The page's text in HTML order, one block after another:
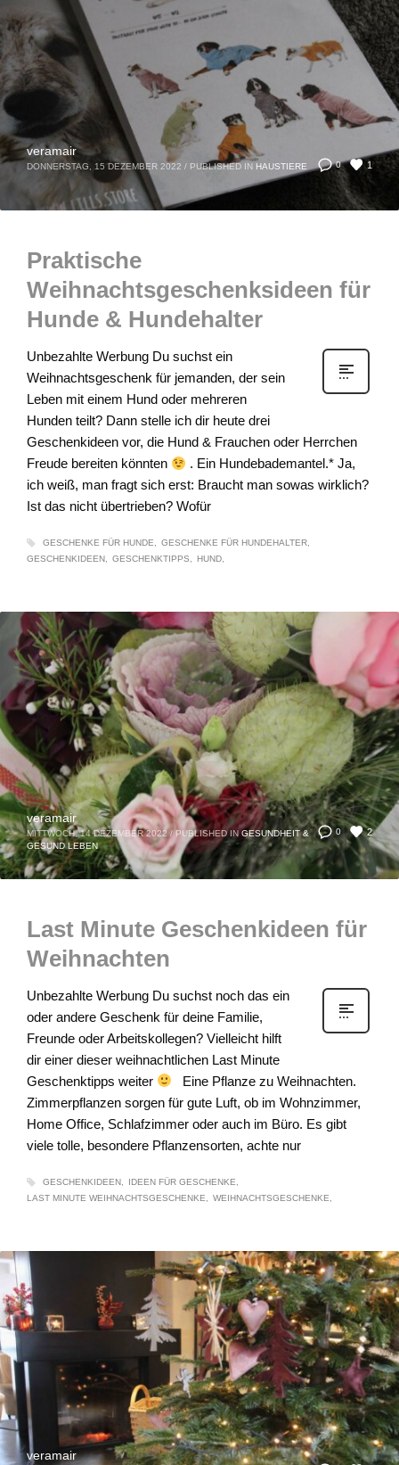
0 1
veramair
DONNERSTAG, 15 DEZEMBER 2022 / PUBLISHED IN HAUSTIERE
Praktische
Weihnachtsgeschenksideen für
Hunde & Hundehalter
Unbezahlte Werbung Du suchst ein
Weihnachtsgeschenk für jemanden, der sein
Leben mit einem Hund oder mehreren
Hunden teilt? Dann stelle ich dir heute drei
Geschenkideen vor, die Hund & Frauchen oder Herrchen
Freude bereiten könnten
. Ein Hundebademantel.* Ja,
ich weiß, man fragt sich erst: Braucht man sowas wirklich?
Ist das nicht übertrieben? Wofür
GESCHENKE FÜR HUNDE
GESCHENKE FÜR HUNDEHALTER
GESCHENKIDEEN
GESCHENKTIPPS HUND
0 2
veramair
MITTWOCH, 14 DEZEMBER 2022 / PUBLISHED IN GESUNDHEIT &
GESUND LEBEN
Last Minute Geschenkideen für
Weihnachten
Unbezahlte Werbung Du suchst noch das ein
oder andere Geschenk für deine Familie,
Freunde oder Arbeitskollegen? Vielleicht hilft
dir einer dieser weihnachtlichen Last Minute
Geschenktipps weiter
Eine Pflanze zu Weihnachten.
Zimmerpflanzen sorgen für gute Luft, ob im Wohnzimmer,
Home Office, Schlafzimmer oder auch im Büro. Es gibt
viele tolle, besondere Pflanzensorten, achte nur
GESCHENKIDEEN
IDEEN FÜR GESCHENKE
LAST MINUTE WEIHNACHTSGESCHENKE
WEIHNACHTSGESCHENKE
veramair